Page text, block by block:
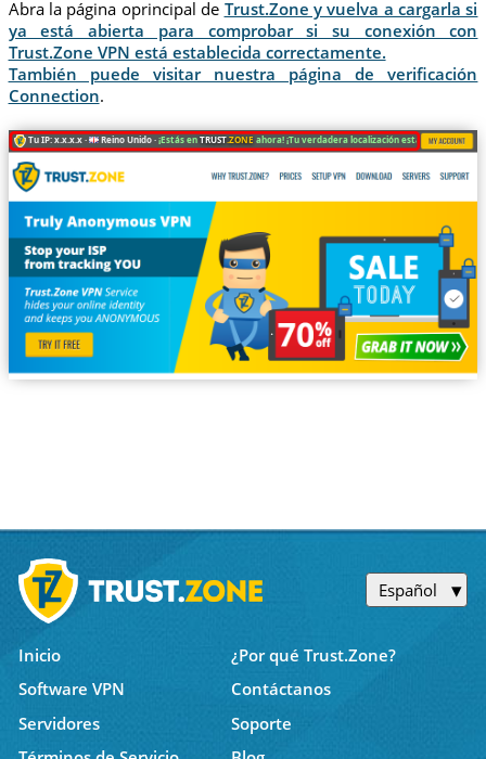
Abra la página oprincipal de Trust.Zone y vuelva a cargarla si
ya está abierta para comprobar si su conexión con
Trust.Zone VPN está establecida correctamente.
También puede visitar nuestra página de verificación
Connection.
Tu IP: x.x.x.x · Reino Unido ·¡Estás enTRUST.ZONE ahora! ¡Tu verdadera localización está oculta!
Español
Inicio
¿Por qué Trust.Zone?
Software VPN
Contáctanos
Servidores
Soporte